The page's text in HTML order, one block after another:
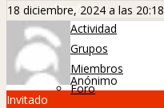
Hislibreños
Actividad
Grupos
Miembros
Foro
18 diciembre, 2024 a las 20:18
Anónimo
Invitado